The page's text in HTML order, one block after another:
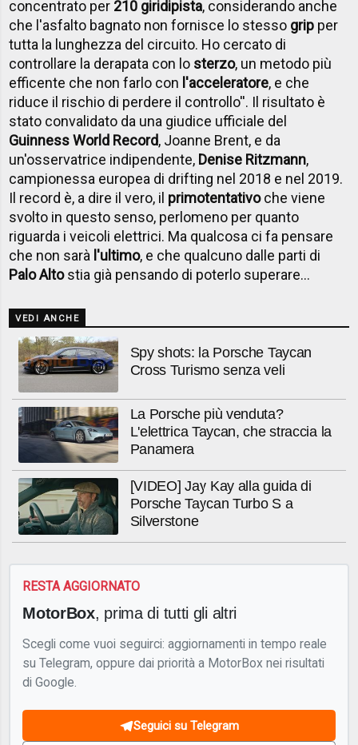
concentrato per 210 giridipista, considerando anche
che l'asfalto bagnato non fornisce lo stesso grip per
tutta la lunghezza del circuito. Ho cercato di
controllare la derapata con lo sterzo, un metodo più
efficente che non farlo con l'acceleratore, e che
riduce il rischio di perdere il controllo''. Il risultato è
stato convalidato da una giudice ufficiale del
Guinness World Record, Joanne Brent, e da
un'osservatrice indipendente, Denise Ritzmann,
campionessa europea di drifting nel 2018 e nel 2019.
Il record è, a dire il vero, il primotentativoche viene
svolto in questo senso, perlomeno per quanto
riguarda i veicoli elettrici. Ma qualcosa ci fa pensare
che non sarà l'ultimo, e che qualcuno dalle parti di
Palo Altostia già pensando di poterlo superare...
VEDI ANCHE
Spy shots: la Porsche Taycan
Cross Turismo senza veli
La Porsche più venduta?
L'elettrica Taycan, che straccia la
Panamera
[VIDEO] Jay Kay alla guida di
Porsche Taycan Turbo S a
Silverstone
RESTA AGGIORNATO
MotorBox, prima di tutti gli altri
Scegli come vuoi seguirci: aggiornamenti in tempo reale
su Telegram, oppure dai priorità a MotorBox nei risultati
di Google.
Seguici su Telegram